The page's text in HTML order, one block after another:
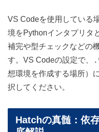
VS Codeを使用している
境をPythonインタプリタ
補完や型チェックなどの
す。VS Codeの設定で、
想環境を作成する場所）
択してください。
Hatchの真髄：依